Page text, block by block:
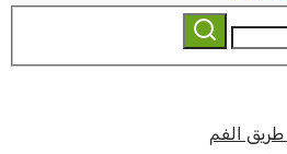
بحث
الفم